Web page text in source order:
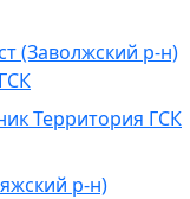
(Заволжский р-н)
Территория ГСК
р-н)